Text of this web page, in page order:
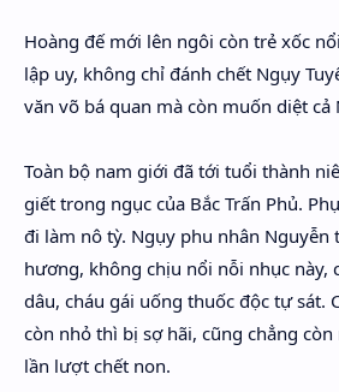
Hoàng đế mới lên ngôi còn trẻ xốc
lập uy, không chỉ đánh chết Ngụy
văn võ bá quan mà còn muốn diệt cả
Toàn bộ nam giới đã tới tuổi thành
giết trong ngục của Bắc Trấn Phủ.
đi làm nô tỳ. Ngụy phu nhân
hương, không chịu nổi nỗi nhục này,
dâu, cháu gái uống thuốc độc tự sát.
còn nhỏ thì bị sợ hãi, cũng chẳng
lần lượt chết non.